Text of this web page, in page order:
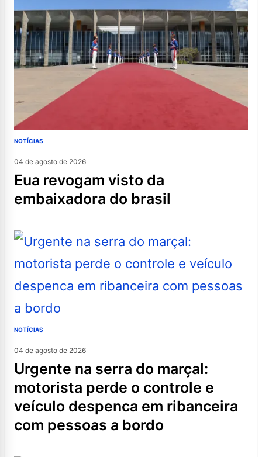
NOTÍCIAS
04 de agosto de 2026
eua revogam visto da
embaixadora do brasil
NOTÍCIAS
04 de agosto de 2026
urgente na serra do marçal:
motorista perde o controle e
veículo despenca em ribanceira
com pessoas a bordo